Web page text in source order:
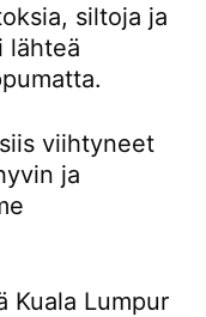
siltoja ja
lähteä
viihtyneet
ja
Kuala Lumpur